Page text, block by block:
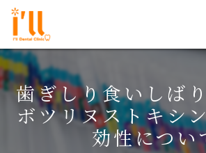
歯ぎしり食いしば
ボツリヌストキシ
効性につい